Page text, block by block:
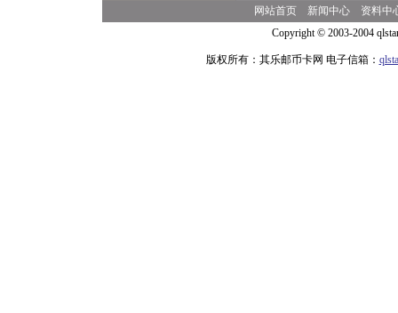
网站首页 新闻中心
资料中
Copyright © 2003-2004
版权所有：其乐邮币卡网 电子信箱：